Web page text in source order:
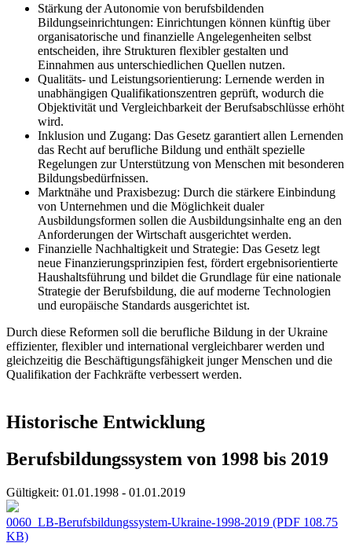
Stärkung der Autonomie von berufsbildenden
Bildungseinrichtungen: Einrichtungen können künftig über
organisatorische und finanzielle Angelegenheiten selbst
entscheiden, ihre Strukturen flexibler gestalten und
Einnahmen aus unterschiedlichen Quellen nutzen.
Qualitäts- und Leistungsorientierung: Lernende werden in
unabhängigen Qualifikationszentren geprüft, wodurch die
Objektivität und Vergleichbarkeit der Berufsabschlüsse erhöht
wird.
Inklusion und Zugang: Das Gesetz garantiert allen Lernenden
das Recht auf berufliche Bildung und enthält spezielle
Regelungen zur Unterstützung von Menschen mit besonderen
Bildungsbedürfnissen.
Marktnähe und Praxisbezug: Durch die stärkere Einbindung
von Unternehmen und die Möglichkeit dualer
Ausbildungsformen sollen die Ausbildungsinhalte eng an den
Anforderungen der Wirtschaft ausgerichtet werden.
Finanzielle Nachhaltigkeit und Strategie: Das Gesetz legt
neue Finanzierungsprinzipien fest, fördert ergebnisorientierte
Haushaltsführung und bildet die Grundlage für eine nationale
Strategie der Berufsbildung, die auf moderne Technologien
und europäische Standards ausgerichtet ist.
Durch diese Reformen soll die berufliche Bildung in der Ukraine
effizienter, flexibler und international vergleichbarer werden und
gleichzeitig die Beschäftigungsfähigkeit junger Menschen und die
Qualifikation der Fachkräfte verbessert werden.
Historische Entwicklung
Berufsbildungssystem von 1998 bis 2019
Gültigkeit: 01.01.1998 - 01.01.2019
0060_LB-Berufsbildungssystem-Ukraine-1998-2019 (PDF 108.75
KB)